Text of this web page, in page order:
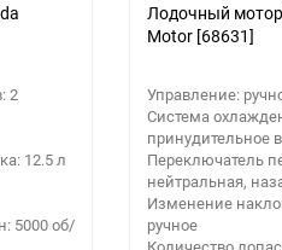
2
12.5 л
5000 об/
Лодочный мотор
Motor [68631]
Управление:
Система
принудительное
Переключатель
нейтральная,
Изменение
ручное